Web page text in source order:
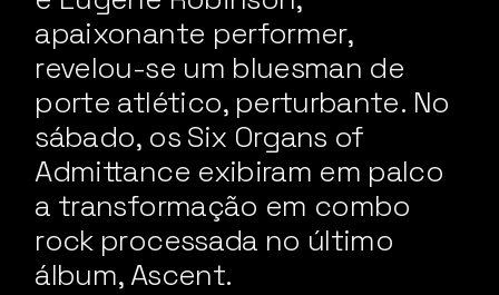
apaixonante performer,
revelou-se um bluesman de
porte atlético, perturbante. No
sábado, os Six Organs of
Admittance exibiram em palco
a transformação em combo
rock processada no último
álbum, Ascent.